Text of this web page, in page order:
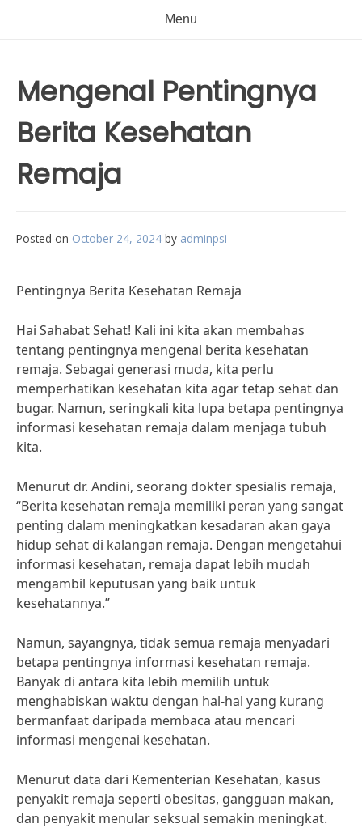
Menu
Mengenal Pentingnya
Berita Kesehatan
Remaja
Posted on October 24, 2024 by adminpsi
Pentingnya Berita Kesehatan Remaja
Hai Sahabat Sehat! Kali ini kita akan membahas
tentang pentingnya mengenal berita kesehatan
remaja. Sebagai generasi muda, kita perlu
memperhatikan kesehatan kita agar tetap sehat dan
bugar. Namun, seringkali kita lupa betapa pentingnya
informasi kesehatan remaja dalam menjaga tubuh
kita.
Menurut dr. Andini, seorang dokter spesialis remaja,
“Berita kesehatan remaja memiliki peran yang sangat
penting dalam meningkatkan kesadaran akan gaya
hidup sehat di kalangan remaja. Dengan mengetahui
informasi kesehatan, remaja dapat lebih mudah
mengambil keputusan yang baik untuk
kesehatannya.”
Namun, sayangnya, tidak semua remaja menyadari
betapa pentingnya informasi kesehatan remaja.
Banyak di antara kita lebih memilih untuk
menghabiskan waktu dengan hal-hal yang kurang
bermanfaat daripada membaca atau mencari
informasi mengenai kesehatan.
Menurut data dari Kementerian Kesehatan, kasus
penyakit remaja seperti obesitas, gangguan makan,
dan penyakit menular seksual semakin meningkat.